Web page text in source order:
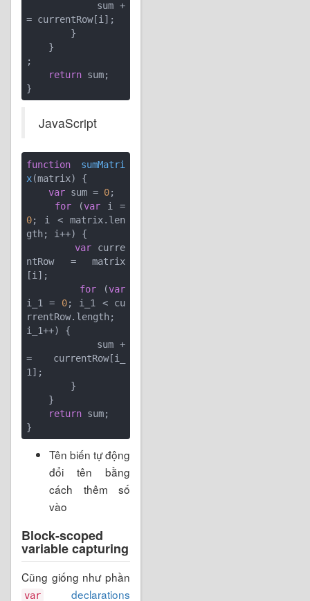
= currentRow[i];
;
return sum;
JavaScript
function
sumMatri
x(matrix) {
var sum = 0;
for (var
i =
0; i < matrix.len
gth; i++) {
var curre
ntRow = matrix
[i];
for (var
i_1 = 0; i_1 < cu
rrentRow.length;
i_1++) {
= currentRow[i_
1];
return sum;
Tên biến tự động
đổi tên bằng
cách thêm số
vào
Block-scoped
variable capturing
Cũng giống như phần
var declarations